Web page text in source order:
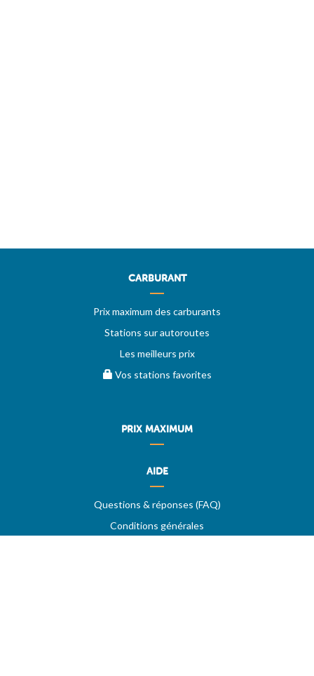
CARBURANT
Prix maximum des carburants
Stations sur autoroutes
Les meilleurs prix
Vos stations favorites
PRIX MAXIMUM
AIDE
Questions & réponses (FAQ)
Conditions générales